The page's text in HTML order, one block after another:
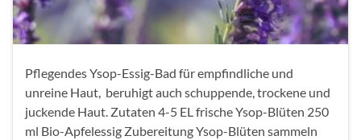
Pflegendes Ysop-Essig-Bad für empfindliche und
unreine Haut, beruhigt auch schuppende, trockene und
juckende Haut. Zutaten 4-5 EL frische Ysop-Blüten 250
ml Bio-Apfelessig Zubereitung Ysop-Blüten sammeln